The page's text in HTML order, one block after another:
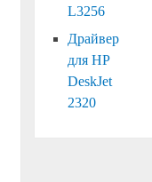
L3256
Драйвер
для HP
DeskJet
2320